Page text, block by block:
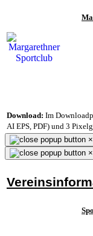
Download: Im
AI EPS, PDF) und 3
×
×